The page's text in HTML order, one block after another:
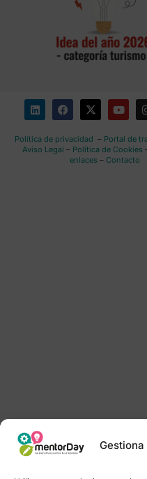
Política de privacidad – Portal de
Aviso Legal – Política de Cookies
enlaces – Contacto